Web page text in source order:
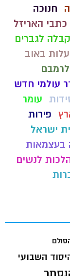
חנוכה
כתבי האריזל
לגברים
באוב
עולמי חדש
עומר
פירות
ישראל
בעצמאות
לנשים
השבועי